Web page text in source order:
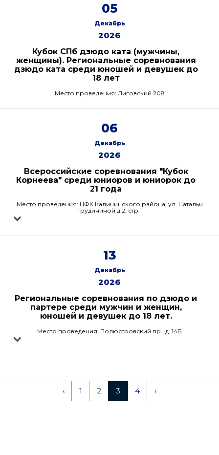
05
Декабрь
2026
Кубок СПб дзюдо ката (мужчины,
женщины). Региональные соревнования
дзюдо ката среди юношей и девушек до
18 лет
Место проведения: Лиговский 208
06
Декабрь
2026
Всероссийские соревнования "Кубок
Корнеева" среди юниоров и юниорок до
21 года
Место проведения: ЦФК Калининского района, ул. Натальи
Грудининой д.2, стр.1
13
Декабрь
2026
Региональные соревнования по дзюдо и
партере среди мужчин и женщин,
юношей и девушек до 18 лет.
Место проведения: Полюстровский пр., д. 14Б
‹ 1 2 3 4 ›